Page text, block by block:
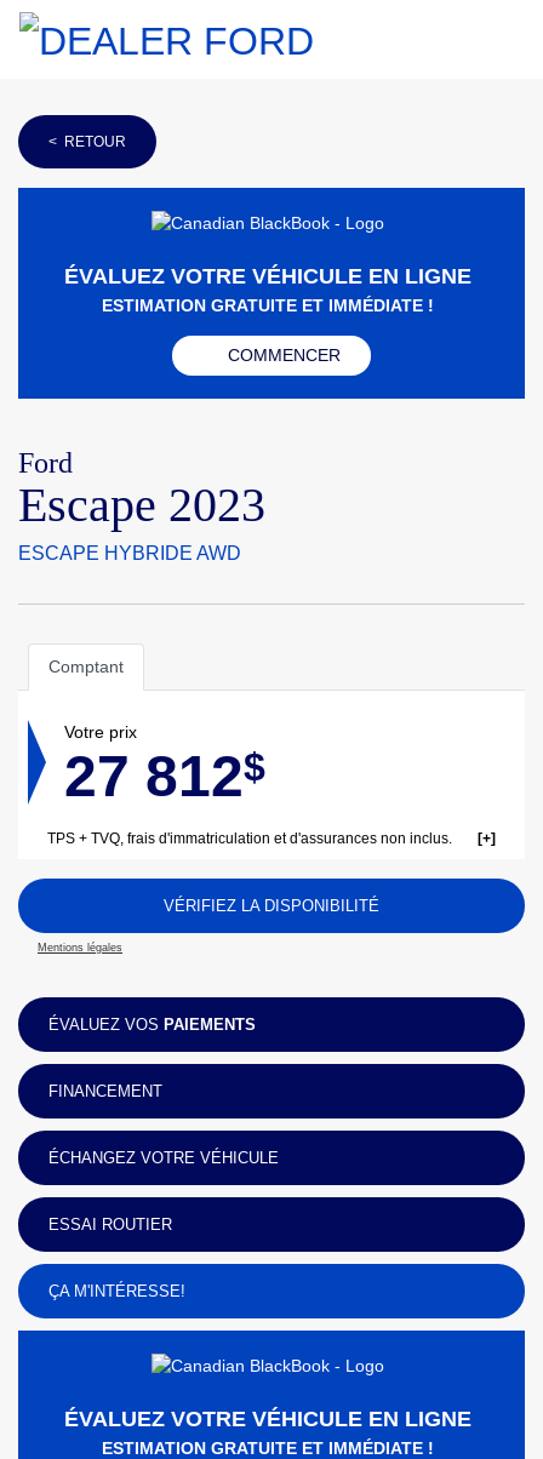
< RETOUR
ÉVALUEZ VOTRE VÉHICULE EN LIGNE
ESTIMATION GRATUITE ET IMMÉDIATE !
COMMENCER
Ford
Escape 2023
ESCAPE HYBRIDE AWD
Comptant
Votre prix
27 812$
TPS + TVQ, frais d'immatriculation et d'assurances non inclus.
VÉRIFIEZ LA DISPONIBILITÉ
Mentions légales
ÉVALUEZ VOS PAIEMENTS
FINANCEMENT
ÉCHANGEZ VOTRE VÉHICULE
ESSAI ROUTIER
ÇA M'INTÉRESSE!
ÉVALUEZ VOTRE VÉHICULE EN LIGNE
ESTIMATION GRATUITE ET IMMÉDIATE !